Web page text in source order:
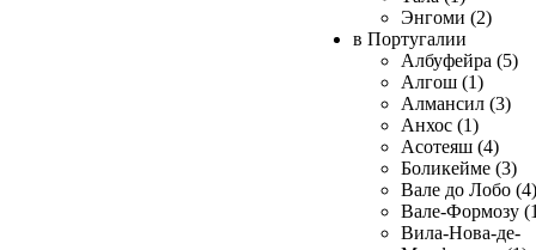
Энгоми (2)
в Португалии
Албуфейра (5)
Алгош (1)
Алмансил (3)
Анхос (1)
Асотеяш (4)
Боликейме (3)
Вале до Лобо (4)
Вале-Формозу
Вила-Нова-де-